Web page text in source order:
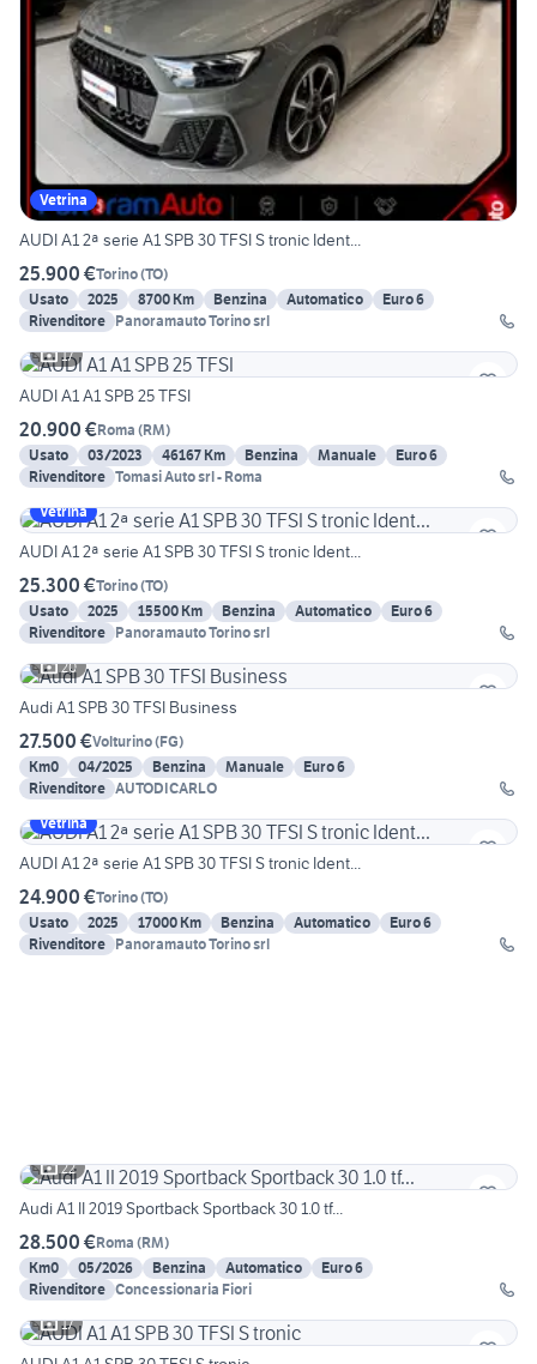
Vetrina
AUDI A1 2ª serie A1 SPB 30 TFSI S tronic Ident...
25.900 €Torino(TO)
Usato
2025 8700 Km Benzina Automatico
Euro 6
Rivenditore Panoramauto Torino srl
17
AUDI A1 A1 SPB 25 TFSI
20.900 €Roma (RM)
Usato
03/2023 46167 Km Benzina Manuale
Euro 6
Rivenditore Tomasi Auto srl - Roma
Vetrina
AUDI A1 2ª serie A1 SPB 30 TFSI S tronic Ident...
25.300 €Torino(TO)
Usato
2025 15500 Km Benzina Automatico
Euro 6
Rivenditore Panoramauto Torino srl
20
Audi A1 SPB 30 TFSI Business
27.500 €Volturino(FG)
Km0
04/2025 Benzina Manuale
Euro 6
Rivenditore AUTODICARLO
Vetrina
AUDI A1 2ª serie A1 SPB 30 TFSI S tronic Ident...
24.900 €Torino(TO)
Usato
2025 17000 Km Benzina Automatico
Euro 6
Rivenditore Panoramauto Torino srl
22
Audi A1 II 2019 Sportback Sportback 30 1.0 tf...
28.500 €Roma (RM)
Km0
05/2026 Benzina Automatico
Euro 6
Rivenditore Concessionaria Fiori
17